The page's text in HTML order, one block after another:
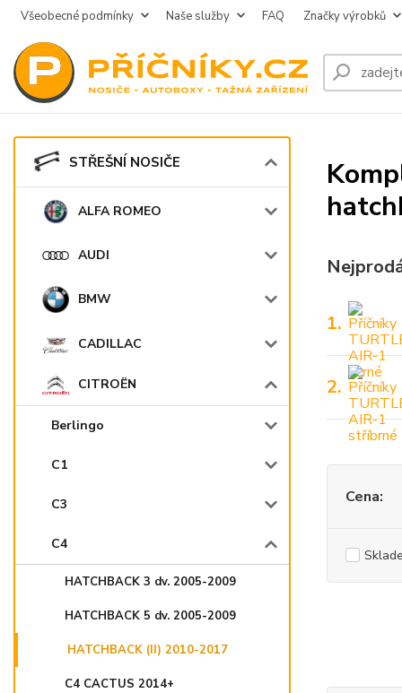
Všeobecné podmínky Naše služby FAQ Značky výrobků
STŘEŠNÍ NOSIČE
ALFA ROMEO
AUDI
BMW
CADILLAC
CITROËN
Berlingo
C1
C3
C4
HATCHBACK 3 dv. 2005-2009
HATCHBACK 5 dv. 2005-2009
HATCHBACK (II) 2010-2017
C4 CACTUS 2014+
1.
2.
Cena: